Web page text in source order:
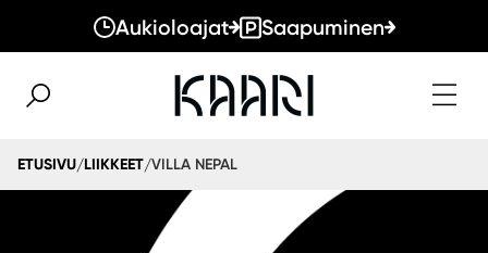
Aukioloajat Saapuminen
ETUSIVU/LIIKKEET/VILLA NEPAL